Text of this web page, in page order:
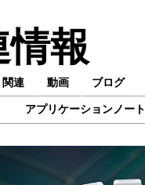
報
関連 動画 ブログ
アプリケーションノート